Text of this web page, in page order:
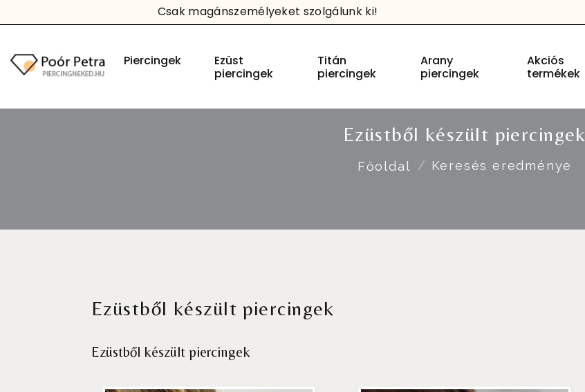
Csak magánszemélyeket szolgálunk ki!
Piercingek
Ezüst
piercingek
Titán
piercingek
Arany
piercingek
Akciós
termékek
Ezüstből készült piercingek
Főoldal Keresés eredménye
Ezüstből készült piercingek
Ezüstből készült piercingek